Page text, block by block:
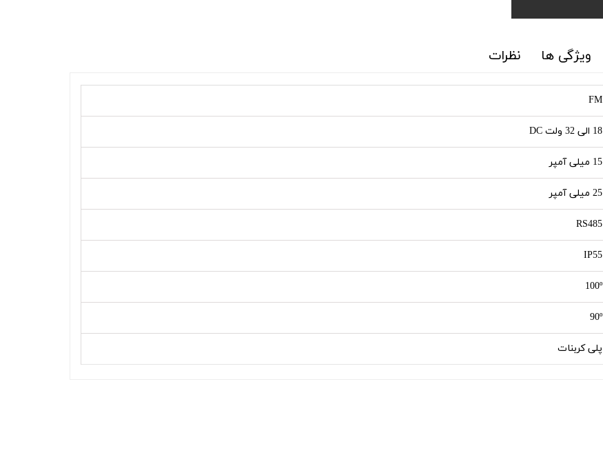
ویژگی ها نظرات
FM
18 الی 32 ولت DC
15 میلی آمپر
25 میلی آمپر
RS485
IP55
100º
90º
پلی کربنات